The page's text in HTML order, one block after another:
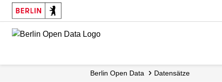
Skip
main
Berlin Open Data Datensätze